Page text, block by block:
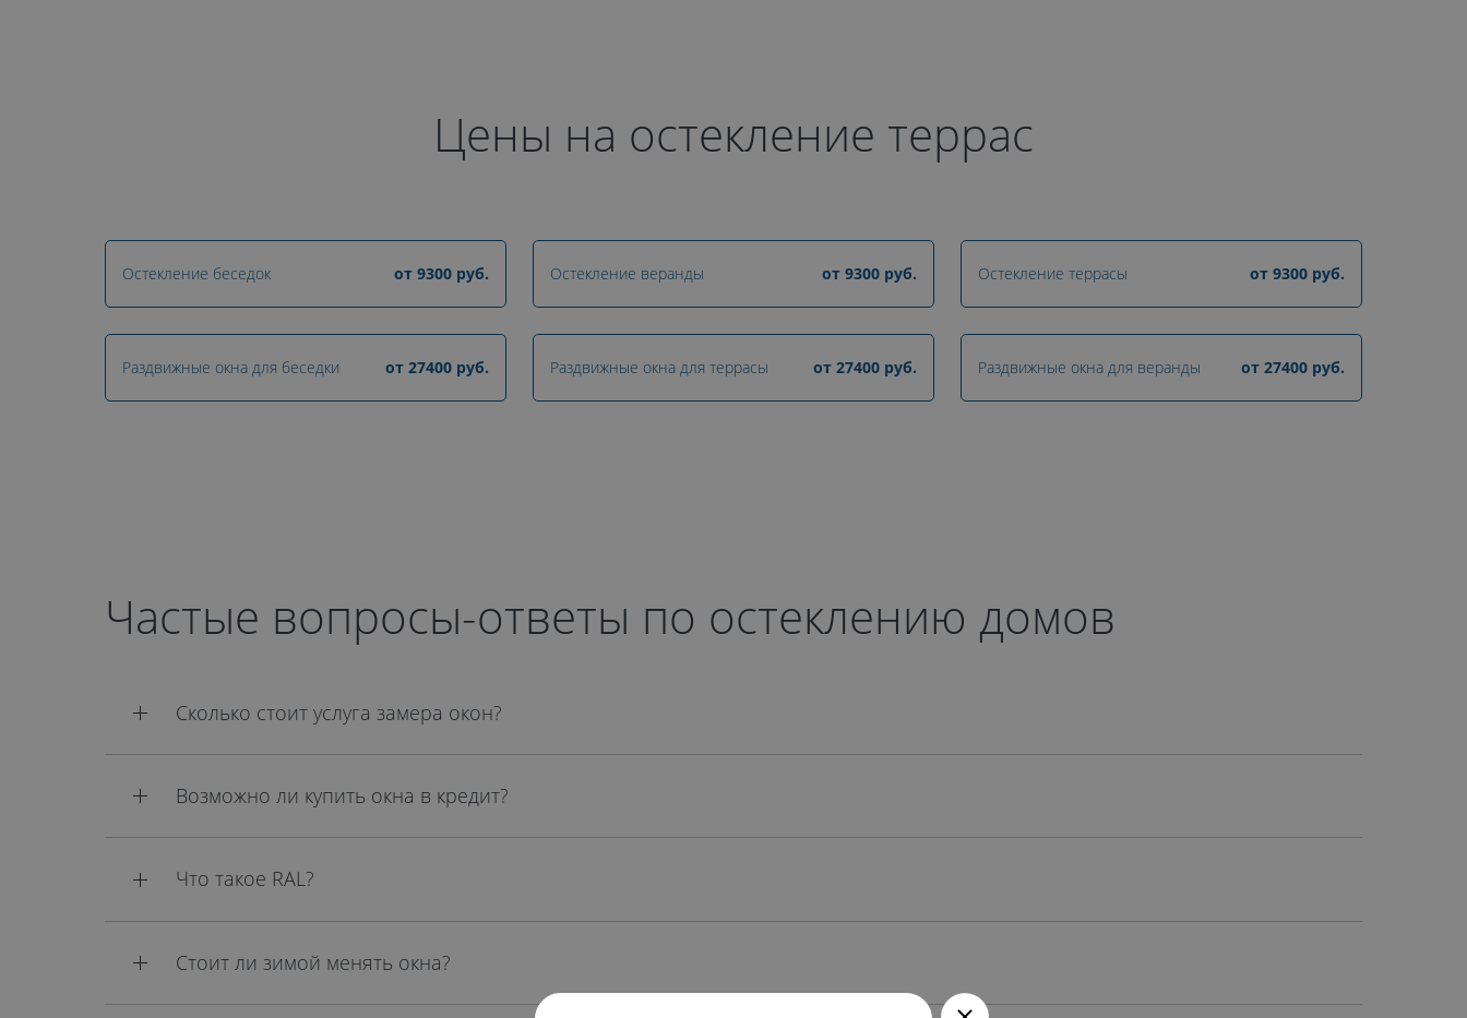
Цены на остекление террас
Остекление беседок от 9300 руб. Остекление веранды от 9300 руб. Остекление террасы от 9300 руб.
Раздвижные окна для беседки от 27400 руб. Раздвижные окна для террасы от 27400 руб. Раздвижные окна для веранды от 27400 руб.
Частые вопросы-ответы по остеклению домов
Сколько стоит услуга замера окон?
Возможно ли купить окна в кредит?
Что такое RAL?
Стоит ли зимой менять окна?